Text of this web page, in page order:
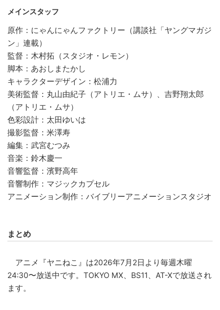
メインスタッフ
原作：にゃんにゃんファクトリー（講談社「ヤングマガジ
ン」連載）
監督：木村拓（スタジオ・レモン）
脚本：あおしまたかし
キャラクターデザイン：松浦力
美術監督：丸山由紀子（アトリエ・ムサ）、吉野翔太郎
（アトリエ・ムサ）
色彩設計：太田ゆいは
撮影監督：米澤寿
編集：武宮むつみ
音楽：鈴木慶一
音響監督：濱野高年
音響制作：マジックカプセル
アニメーション制作：バイブリーアニメーションスタジオ
まとめ
アニメ『ヤニねこ』は2026年7月2日より毎週木曜
24:30〜放送中です。TOKYO MX、BS11、AT-Xで放送され
ます。